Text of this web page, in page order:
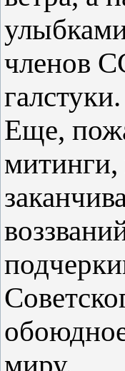
членов
галстуки.
Еще,
митинги,